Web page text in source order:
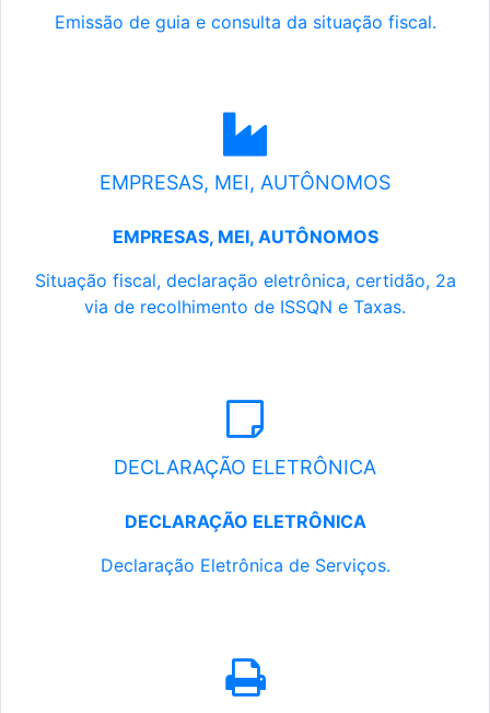
Emissão de guia e consulta da situação fiscal.
EMPRESAS, MEI, AUTÔNOMOS
EMPRESAS, MEI, AUTÔNOMOS
Situação fiscal, declaração eletrônica, certidão, 2a
via de recolhimento de ISSQN e Taxas.
DECLARAÇÃO ELETRÔNICA
DECLARAÇÃO ELETRÔNICA
Declaração Eletrônica de Serviços.